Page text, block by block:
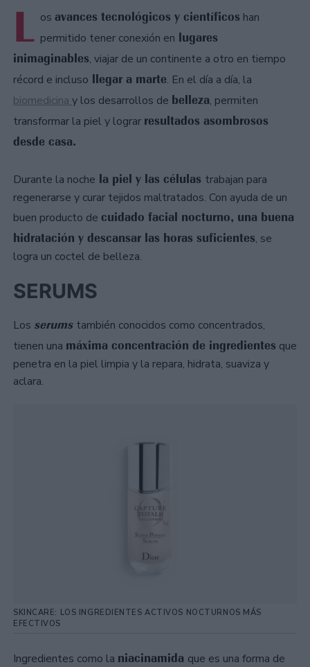
L os avances tecnológicos y científicos han
permitido tener conexión en lugares
inimaginables, viajar de un continente a otro en tiempo
récord e incluso llegar a marte. En el día a día, la
biomedicina y los desarrollos de belleza, permiten
transformar la piel y lograr resultados asombrosos
desde casa.
Durante la noche la piel y las células trabajan para
regenerarse y curar tejidos maltratados. Con ayuda de un
buen producto de cuidado facial nocturno, una buena
hidratación y descansar las horas suficientes, se
logra un coctel de belleza.
SERUMS
Los serums también conocidos como concentrados,
tienen una máxima concentración de ingredientes que
penetra en la piel limpia y la repara, hidrata, suaviza y
aclara.
SKINCARE: LOS INGREDIENTES ACTIVOS NOCTURNOS MÁS
EFECTIVOS
Ingredientes como la niacinamida que es una forma de